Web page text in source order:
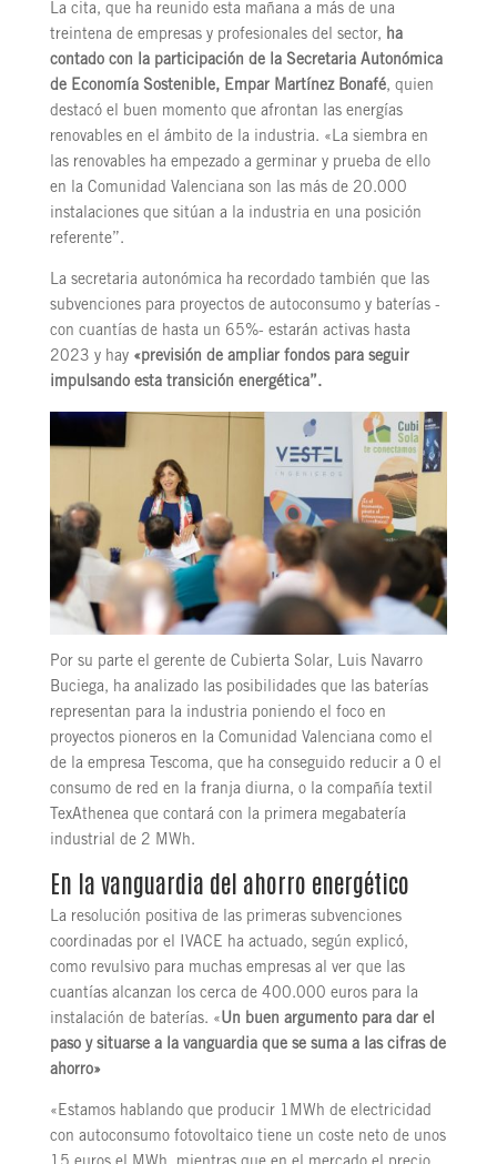
La cita, que ha reunido esta mañana a más de una
treintena de empresas y profesionales del sector, ha
contado con la participación de la Secretaria Autonómica
de Economía Sostenible, Empar Martínez Bonafé, quien
destacó el buen momento que afrontan las energías
renovables en el ámbito de la industria. «La siembra en
las renovables ha empezado a germinar y prueba de ello
en la Comunidad Valenciana son las más de 20.000
instalaciones que sitúan a la industria en una posición
referente”.
La secretaria autonómica ha recordado también que las
subvenciones para proyectos de autoconsumo y baterías -
con cuantías de hasta un 65%- estarán activas hasta
2023 y hay «previsión de ampliar fondos para seguir
impulsando esta transición energética”.
Por su parte el gerente de Cubierta Solar, Luis Navarro
Buciega, ha analizado las posibilidades que las baterías
representan para la industria poniendo el foco en
proyectos pioneros en la Comunidad Valenciana como el
de la empresa Tescoma, que ha conseguido reducir a 0 el
consumo de red en la franja diurna, o la compañía textil
TexAthenea que contará con la primera megabatería
industrial de 2 MWh.
En la vanguardia del ahorro energético
La resolución positiva de las primeras subvenciones
coordinadas por el IVACE ha actuado, según explicó,
como revulsivo para muchas empresas al ver que las
cuantías alcanzan los cerca de 400.000 euros para la
instalación de baterías. «Un buen argumento para dar el
paso y situarse a la vanguardia que se suma a las cifras de
ahorro»
«Estamos hablando que producir 1MWh de electricidad
con autoconsumo fotovoltaico tiene un coste neto de unos